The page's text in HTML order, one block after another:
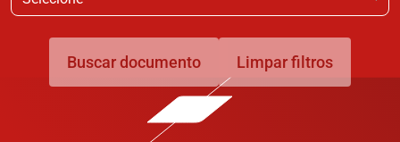
Buscar documento Limpar filtros